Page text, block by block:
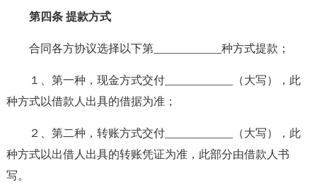
第四条 提款方式
合同各方协议选择以下第____________种方式提款；
１、第一种，现金方式交付____________（大写），此
种方式以借款人出具的借据为准；
２、第二种，转账方式交付____________（大写），此
种方式以出借人出具的转账凭证为准，此部分由借款人书
写。